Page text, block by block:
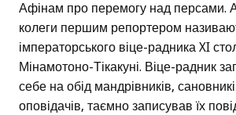
Афінам про перемогу над персами. А
колеги першим репортером
імператорського віце-радника XI
Мінамотоно-Тікакуні. Віце-радник
себе на обід мандрівників,
оповідачів, таємно записував їх